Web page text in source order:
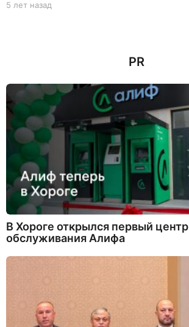
5 лет назад
а
д
PR
В Хороге открылся первый центр
обслуживания Алифа